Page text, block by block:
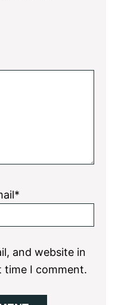
and website in
I comment.